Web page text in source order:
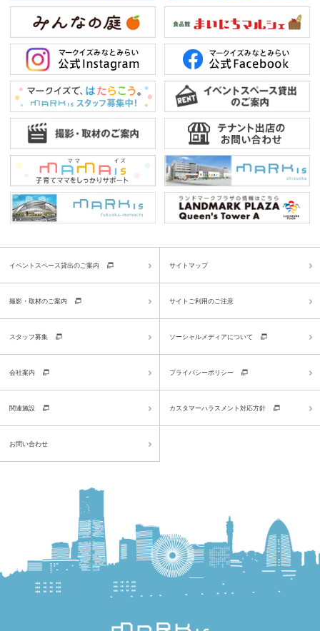
イベントスペース貸出のご案内
撮影・取材のご案内
スタッフ募集
会社案内
関連施設
お問い合わせ
サイトマップ
サイトご利用のご注意
ソーシャルメディアについて
プライバシーポリシー
カスタマーハラスメント対応方針